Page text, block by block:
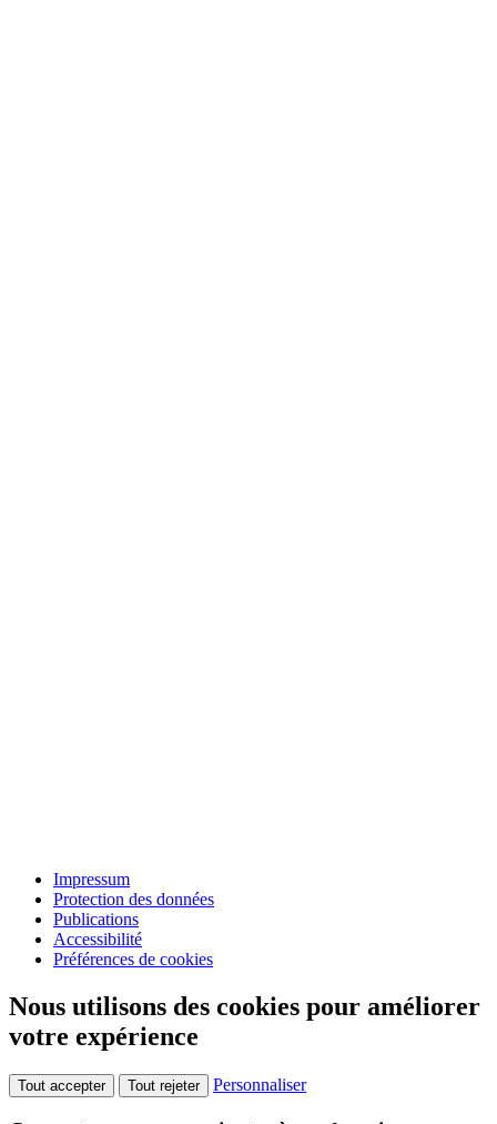
Impressum
Protection des données
Publications
Accessibilité
Préférences de cookies
Nous utilisons des cookies pour améliorer
votre expérience
Tout accepter Tout rejeter Personnaliser